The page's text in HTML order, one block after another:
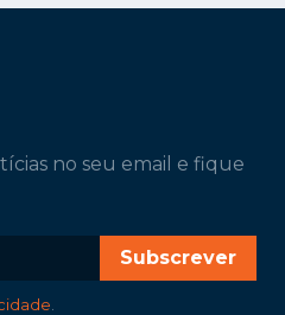
no seu email e fique
Subscrever